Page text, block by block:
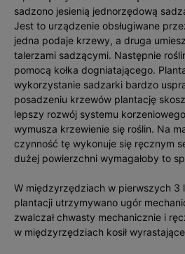
sadzono jesienią jednorzędową
Jest to urządzenie obsługiwane
jedna podaje krzewy, a druga
talerzami sadzącymi. Następnie
pomocą kołka dogniatającego.
wykorzystanie sadzarki bardzo
posadzeniu krzewów plantację
lepszy rozwój systemu
wymusza krzewienie się roślin. Na
czynność tę wykonuje się ręcznym
dużej powierzchni wymagałoby to
W międzyrzędziach w pierwszych 3
plantacji utrzymywano ugór
zwalczał chwasty mechanicznie i
w międzyrzędziach kosił